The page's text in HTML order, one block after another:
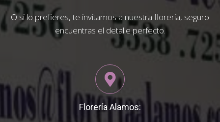
O si lo prefieres, te invitamos a nuestra florería, seguro
encuentras el detalle perfecto.
Florería Alamos: